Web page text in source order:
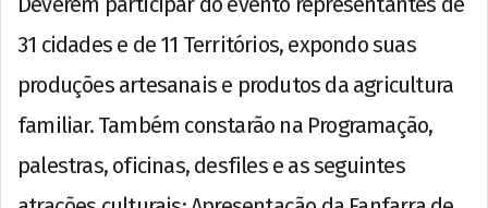
31 cidades e de 11 Territórios, expondo suas
produções artesanais e produtos da agricultura
familiar. Também constarão na Programação,
palestras, oficinas, desfiles e as seguintes